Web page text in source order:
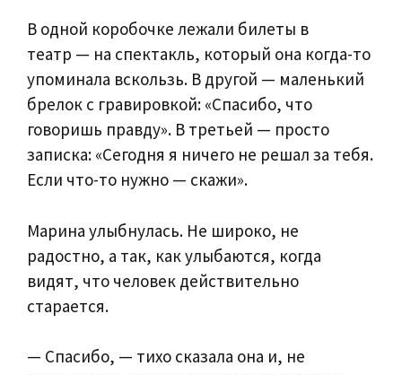
В одной коробочке лежали билеты в
театр — на спектакль, который она когда-то
упоминала вскользь. В другой — маленький
брелок с гравировкой: «Спасибо, что
говоришь правду». В третьей — просто
записка: «Сегодня я ничего не решал за тебя.
Если что-то нужно — скажи».
Марина улыбнулась. Не широко, не
радостно, а так, как улыбаются, когда
видят, что человек действительно
старается.
— Спасибо, — тихо сказала она и, не